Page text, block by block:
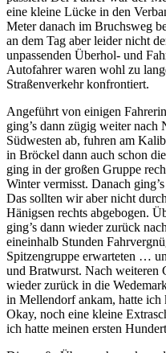
eine kleine Lücke in den
Meter danach im Bruchsweg
an dem Tag aber leider nicht
unpassenden Überhol- und
Autofahrer waren wohl zu
Straßenverkehr konfrontiert.
Angeführt von einigen
ging’s dann zügig weiter
Südwesten ab, fuhren am
in Bröckel dann auch schon
ging in der großen Gruppe
Winter vermisst. Danach
Das sollten wir aber nicht
Hänigsen rechts abgebogen.
ging’s dann wieder zurück
eineinhalb Stunden
Spitzengruppe erwarteten …
und Bratwurst. Nach weiteren
wieder zurück in die
in Mellendorf ankam, hatte
Okay, noch eine kleine
ich hatte meinen ersten